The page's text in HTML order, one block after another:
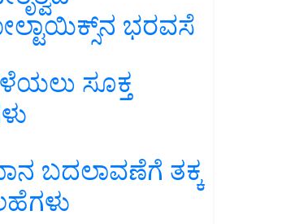
ಭರವಸೆ
ಸೂಕ್ತ
ಬದಲಾವಣೆಗೆ ತಕ್ಕ